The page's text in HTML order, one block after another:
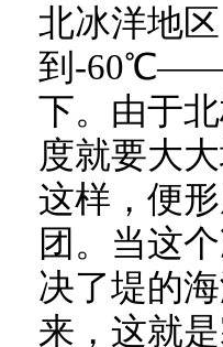
北冰洋地
到-
下。由于
度就要大
这样，便
团。当这
决了堤的
来，这就